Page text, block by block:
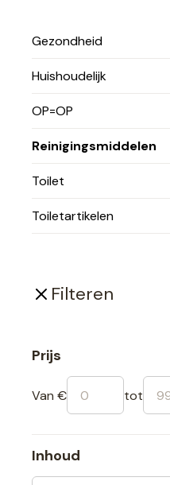
Gezondheid
Huishoudelijk
OP=OP
Reinigingsmiddelen
Toilet
Toiletartikelen
Filteren
Prijs
Van € tot
Inhoud